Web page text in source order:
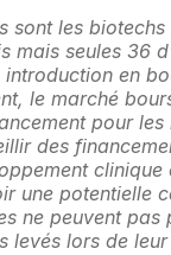
sont les
mais seules 36
introduction en
le marché
pour les
des
clinique
une potentielle
ne peuvent pas
levés lors de leur